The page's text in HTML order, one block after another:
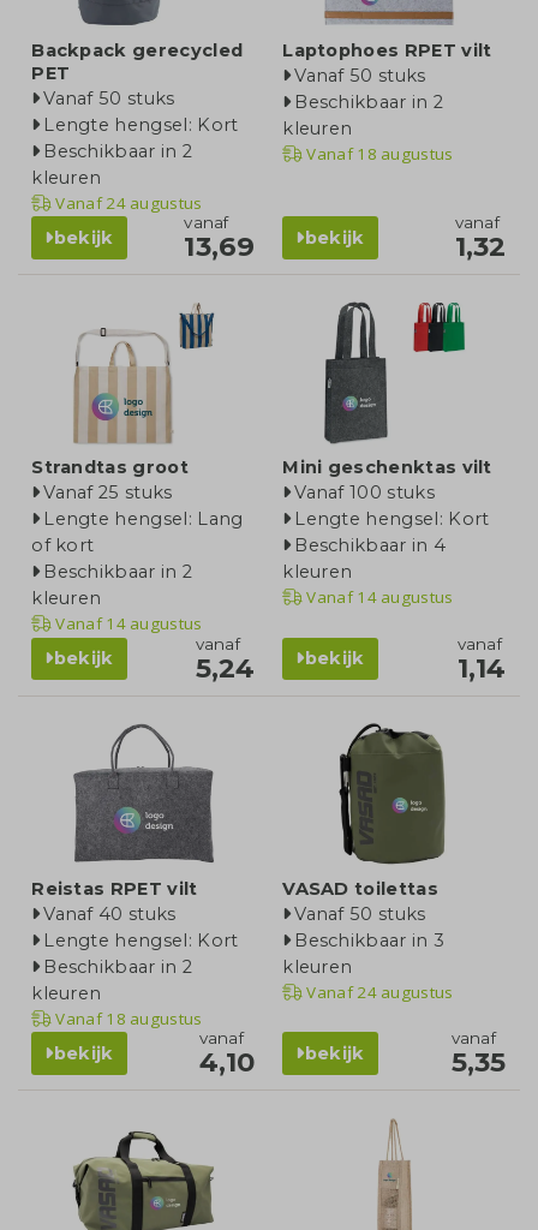
Backpack gerecycled
PET
Vanaf 50 stuks
Lengte hengsel: Kort
Beschikbaar in 2
kleuren
Vanaf24 augustus
bekijk
vanaf
13,69
Laptophoes RPET vilt
Vanaf 50 stuks
Beschikbaar in 2
kleuren
Vanaf18 augustus
bekijk
vanaf
1,32
Strandtas groot
Vanaf 25 stuks
Lengte hengsel: Lang
of kort
Beschikbaar in 2
kleuren
Vanaf14 augustus
bekijk
vanaf
5,24
Mini geschenktas vilt
Vanaf 100 stuks
Lengte hengsel: Kort
Beschikbaar in 4
kleuren
Vanaf14 augustus
bekijk
vanaf
1,14
Reistas RPET vilt
Vanaf 40 stuks
Lengte hengsel: Kort
Beschikbaar in 2
kleuren
Vanaf18 augustus
bekijk
vanaf
4,10
VASAD toilettas
Vanaf 50 stuks
Beschikbaar in 3
kleuren
Vanaf24 augustus
bekijk
vanaf
5,35